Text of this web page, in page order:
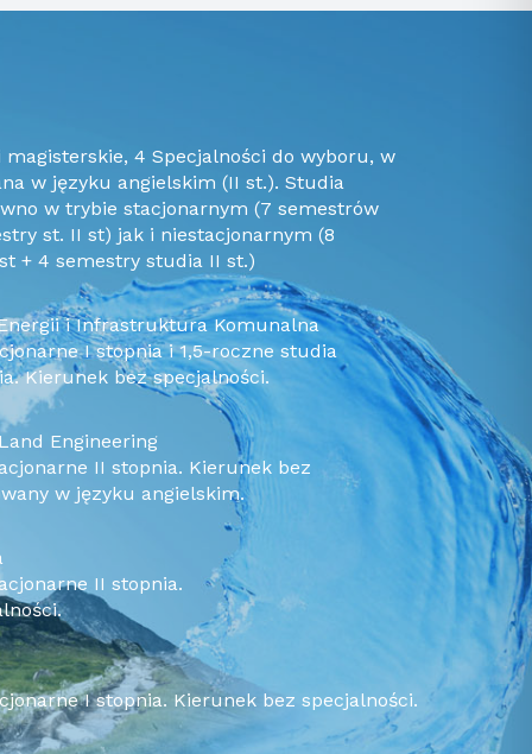
w języku angielskim (II st.). Studia
w trybie stacjonarnym (7 semestrów
st. II st) jak i niestacjonarnym (8
+ 4 semestry studia II st.)
i Infrastruktura Komunalna
Kierunek bez specjalności.
Engineering
w języku angielskim.
II stopnia.
I stopnia. Kierunek bez specjalności.